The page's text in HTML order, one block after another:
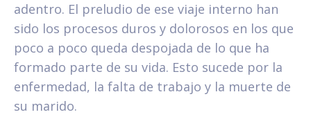
adentro. El preludio de ese viaje interno han
sido los procesos duros y dolorosos en los que
poco a poco queda despojada de lo que ha
formado parte de su vida. Esto sucede por la
enfermedad, la falta de trabajo y la muerte de
su marido.